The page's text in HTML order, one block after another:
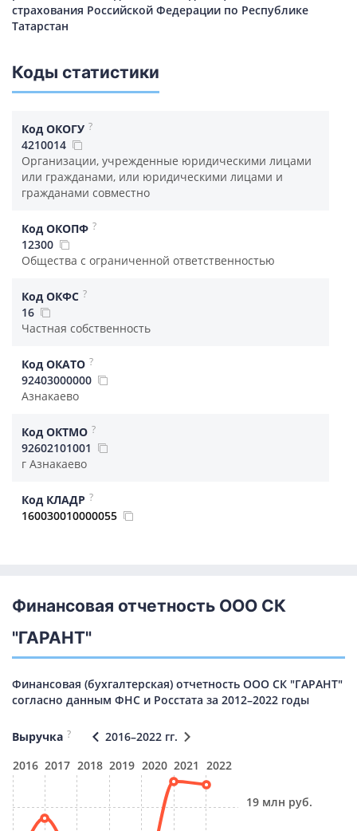
страхования Российской Федерации по Республике
Татарстан
Коды статистики
Код ОКОГУ ?
4210014
Организации, учрежденные юридическими лицами
или гражданами, или юридическими лицами и
гражданами совместно
Код ОКОПФ ?
12300
Общества с ограниченной ответственностью
Код ОКФС ?
16
Частная собственность
Код ОКАТО ?
92403000000
Азнакаево
Код ОКТМО ?
92602101001
г Азнакаево
Код КЛАДР ?
160030010000055
Финансовая отчетность ООО СК
"ГАРАНТ"
Финансовая (бухгалтерская) отчетность ООО СК "ГАРАНТ"
согласно данным ФНС и Росстата за 2012–2022 годы
Выручка ?
2016–2022 гг.
2016 2017 2018 2019 2020 2021 2022
19 млн руб.